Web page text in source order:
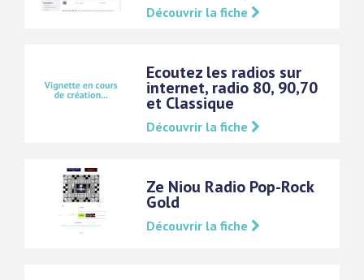
Découvrir la fiche
Ecoutez les radios sur
internet, radio 80, 90,70
et Classique
Découvrir la fiche
Ze Niou Radio Pop-Rock
Gold
Découvrir la fiche